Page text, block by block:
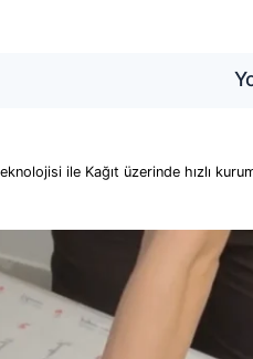
ile Kağıt üzerinde hızlı